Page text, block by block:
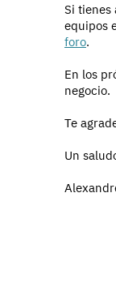
Si tienes
equipos
foro.
En los
negocio.
Te
Un